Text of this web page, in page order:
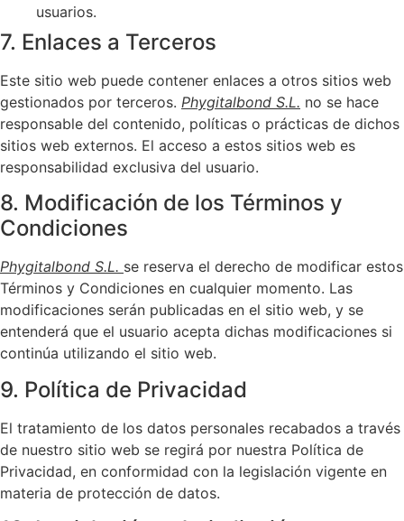
usuarios.
7. Enlaces a Terceros
Este sitio web puede contener enlaces a otros sitios web
gestionados por terceros. Phygitalbond S.L. no se hace
responsable del contenido, políticas o prácticas de dichos
sitios web externos. El acceso a estos sitios web es
responsabilidad exclusiva del usuario.
8. Modificación de los Términos y
Condiciones
Phygitalbond S.L. se reserva el derecho de modificar estos
Términos y Condiciones en cualquier momento. Las
modificaciones serán publicadas en el sitio web, y se
entenderá que el usuario acepta dichas modificaciones si
continúa utilizando el sitio web.
9. Política de Privacidad
El tratamiento de los datos personales recabados a través
de nuestro sitio web se regirá por nuestra Política de
Privacidad, en conformidad con la legislación vigente en
materia de protección de datos.